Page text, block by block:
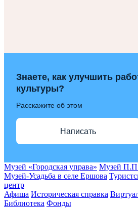
Знаете, как улучшить
культуры?
Расскажите об этом
Написать
Музей «Городская управа» Музей
Музей-Усадьба в селе Ершова
центр
Афиша Историческая справка
Библиотека Фонды